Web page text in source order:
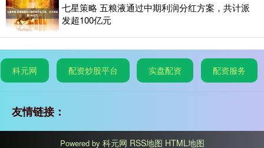
七星策略 五粮液通过中期利润分红方案，共计派
发超100亿元
科元网 配资炒股平台 实盘配资 配资服务
友情链接：
Powered by 科元网 RSS地图 HTML地图